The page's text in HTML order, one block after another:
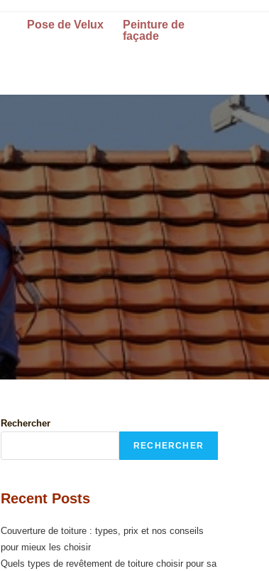
Pose de Velux
Peinture de
façade
Rechercher
RECHERCHER
Recent Posts
Couverture de toiture : types, prix et nos conseils
pour mieux les choisir
Quels types de revêtement de toiture choisir pour sa